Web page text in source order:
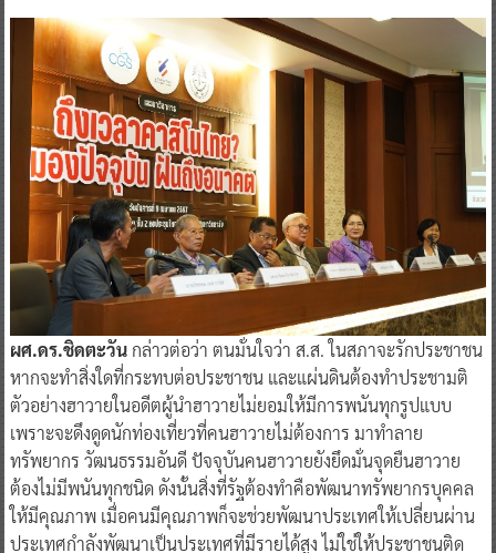
ผศ.ดร.ชิดตะวันกล่าวต่อว่า ตนมั่นใจว่า ส.ส. ในสภาจะรักประชาชน
หากจะทำสิ่งใดที่กระทบต่อประชาชน และแผ่นดินต้องทำประชามติ
ตัวอย่างฮาวายในอดีตผู้นำฮาวายไม่ยอมให้มีการพนันทุกรูปแบบ
เพราะจะดึงดูดนักท่องเที่ยวที่คนฮาวายไม่ต้องการ มาทำลาย
ทรัพยากร วัฒนธรรมอันดี ปัจจุบันคนฮาวายยังยึดมั่นจุดยืนฮาวาย
ต้องไม่มีพนันทุกชนิด ดังนั้นสิ่งที่รัฐต้องทำคือพัฒนาทรัพยากรบุคคล
ให้มีคุณภาพ เมื่อคนมีคุณภาพก็จะช่วยพัฒนาประเทศให้เปลี่ยนผ่าน
ประเทศกำลังพัฒนาเป็นประเทศที่มีรายได้สูง ไม่ใช่ให้ประชาชนติด